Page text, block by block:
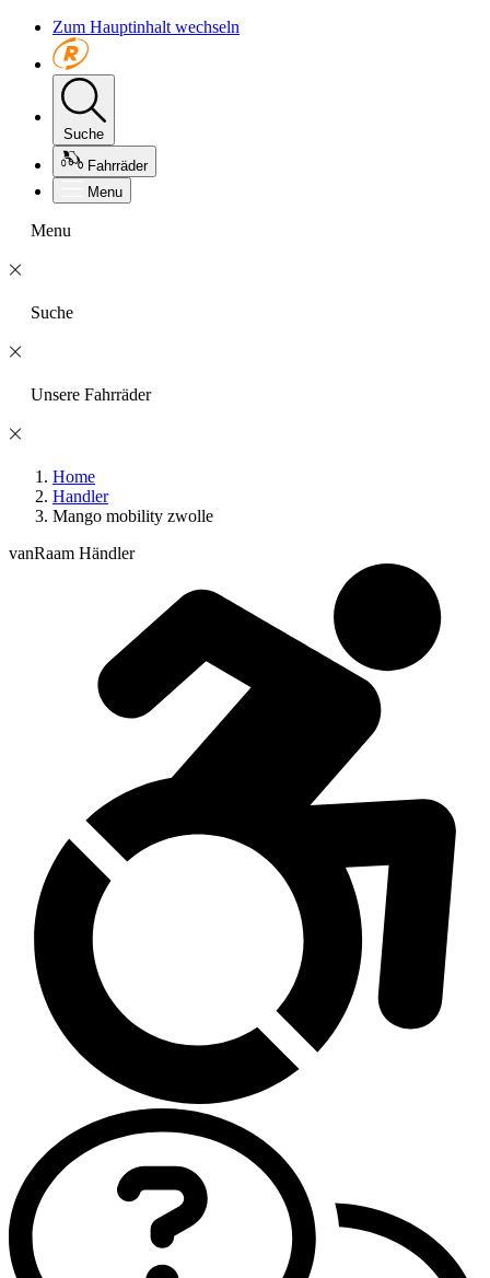
Zum Hauptinhalt wechseln
Suche
Fahrräder
Menu
Menu
Suche
Unsere Fahrräder
Home
Handler
Mango mobility zwolle
vanRaam Händler